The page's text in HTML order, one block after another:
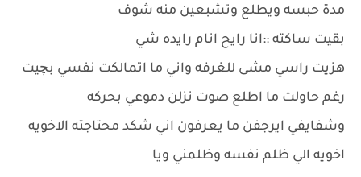
مدة حبسه ويطلع وتشبعين منه شوف
بقيت ساكته ::انا رايح انام رايده شي
هزيت راسي مشى للغرفه واني ما اتمالكت نفسي بچيت
رغم حاولت ما اطلع صوت نزلن دموعي بحركه
وشفايفي ايرجفن ما يعرفون اني شكد محتاجته الاخويه
اخويه الي ظلم نفسه وظلمني ويا